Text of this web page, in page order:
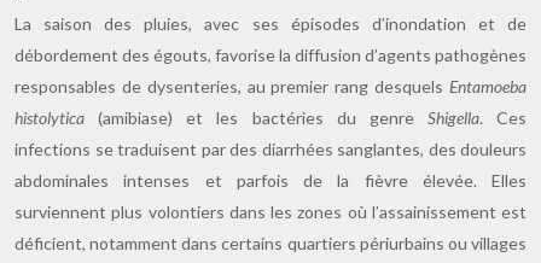
La saison des pluies, avec ses épisodes d’inondation et de
débordement des égouts, favorise la diffusion d’agents pathogènes
responsables de dysenteries, au premier rang desquels Entamoeba
histolytica (amibiase) et les bactéries du genre Shigella. Ces
infections se traduisent par des diarrhées sanglantes, des douleurs
abdominales intenses et parfois de la fièvre élevée. Elles
surviennent plus volontiers dans les zones où l’assainissement est
déficient, notamment dans certains quartiers périurbains ou villages